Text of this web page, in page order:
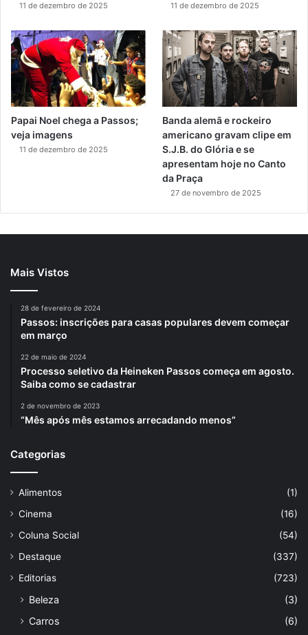
11 de dezembro de 2025 11 de dezembro de 2025
Papai Noel chega a Passos;
veja imagens
11 de dezembro de 2025
Banda alemã e rockeiro
americano gravam clipe em
S.J.B. do Glória e se
apresentam hoje no Canto
da Praça
27 de novembro de 2025
Mais Vistos
28 de fevereiro de 2024
Passos: inscrições para casas populares devem começar
em março
22 de maio de 2024
Processo seletivo da Heineken Passos começa em agosto.
Saiba como se cadastrar
2 de novembro de 2023
“Mês após mês estamos arrecadando menos”
Categorias
Alimentos
(1)
Cinema
(16)
Coluna Social
(54)
Destaque
(337)
Editorias
(723)
Beleza
(3)
Carros
(6)